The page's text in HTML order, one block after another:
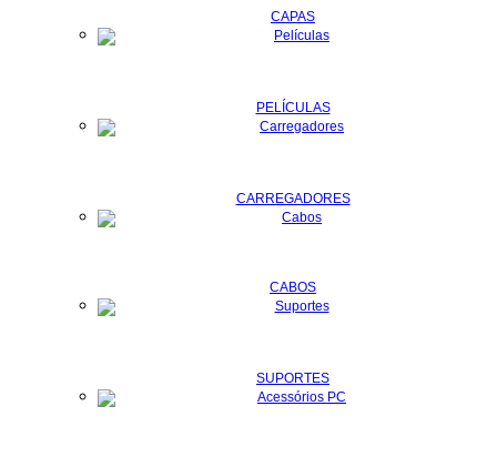
CAPAS
PELÍCULAS
CARREGADORES
CABOS
SUPORTES